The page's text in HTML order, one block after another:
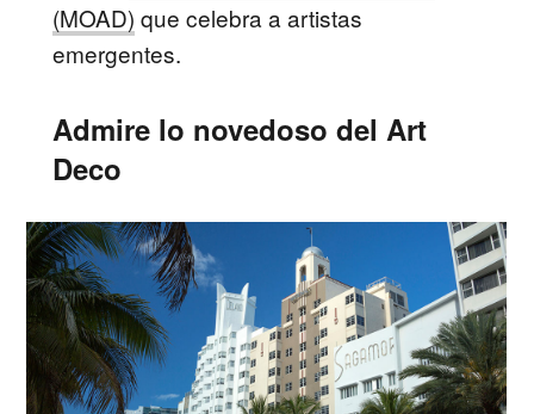
(MOAD) que celebra a artistas
emergentes.
Admire lo novedoso del Art
Deco